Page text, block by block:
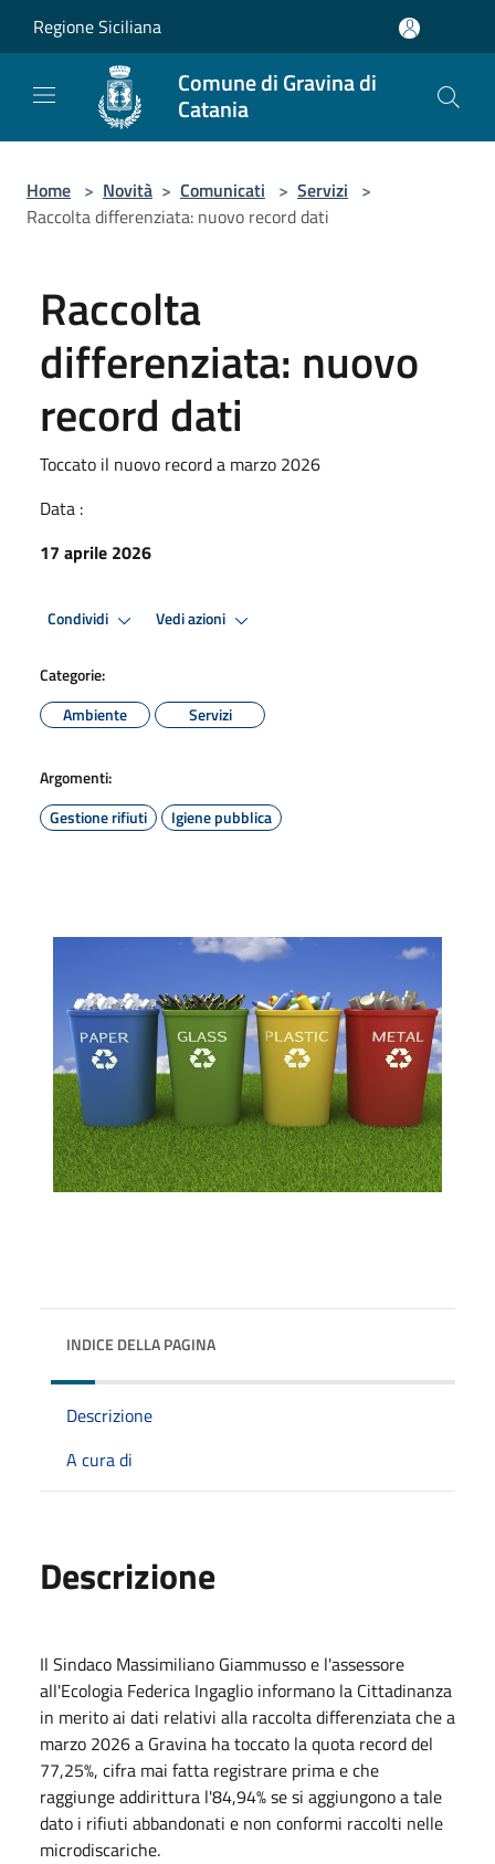
Regione Siciliana
Comune di Gravina di
Catania
Home > Novità > Comunicati > Servizi >
Raccolta differenziata: nuovo record dati
Raccolta
differenziata: nuovo
record dati
Toccato il nuovo record a marzo 2026
Data :
17 aprile 2026
Condividi Vedi azioni
Categorie:
Ambiente
Servizi
Argomenti:
Gestione rifiuti
Igiene pubblica
INDICE DELLA PAGINA
Descrizione
A cura di
Descrizione
Il Sindaco Massimiliano Giammusso e l'assessore
all'Ecologia Federica Ingaglio informano la Cittadinanza
in merito ai dati relativi alla raccolta differenziata che a
marzo 2026 a Gravina ha toccato la quota record del
77,25%, cifra mai fatta registrare prima e che
raggiunge addirittura l'84,94% se si aggiungono a tale
dato i rifiuti abbandonati e non conformi raccolti nelle
microdiscariche.